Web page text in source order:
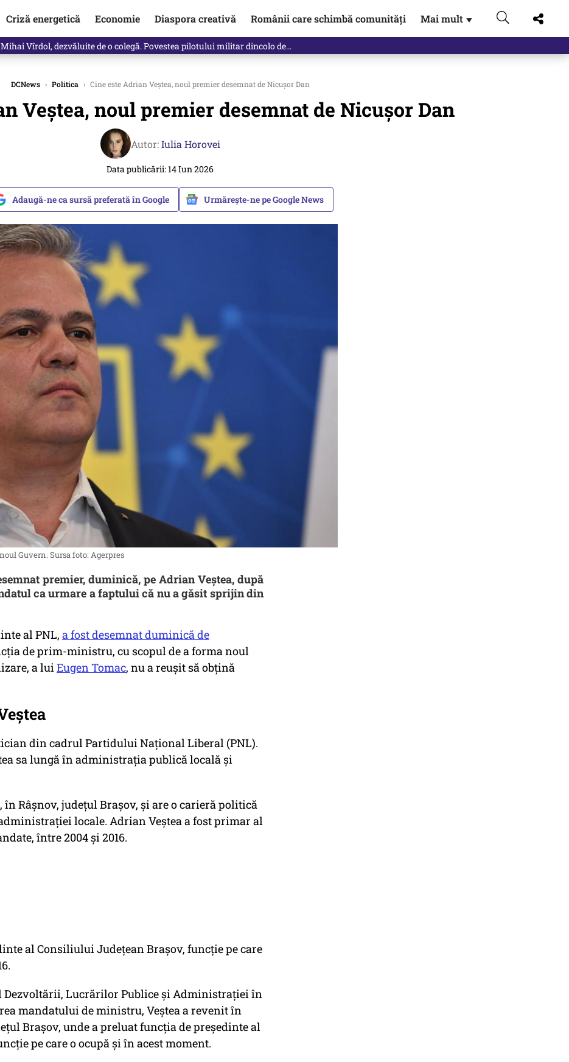
Criză energetică Economie Diaspora creativă Românii care schimbă comunități Mai mult ▼
Vîrdol, dezvăluite de o colegă. Povestea pilotului militar dincolo de…
DCNews › Politica › Cine este Adrian Veștea, noul premier desemnat de Nicușor Dan
Veștea, noul premier desemnat de Nicușor Dan
Autor:Iulia Horovei
Data publicării: 14 Iun 2026
Adaugă-ne ca sursă preferată în Google Urmărește-ne pe Google News
Guvern. Sursa foto: Agerpres
premier, duminică, pe Adrian Veștea, după
ca urmare a faptului că nu a găsit sprijin din
al PNL, a fost desemnat duminică de
de prim-ministru, cu scopul de a forma noul
a luiEugen Tomac, nu a reușit să obțină
din cadrul Partidului Național Liberal (PNL).
sa lungă în administrația publică locală și
în Râșnov, județul Brașov, și are o carieră politică
locale. Adrian Veștea a fost primar al
între 2004 și 2016.
al Consiliului Județean Brașov, funcție pe care
Dezvoltării, Lucrărilor Publice și Administrației în
mandatului de ministru, Veștea a revenit în
Brașov, unde a preluat funcția de președinte al
pe care o ocupă și în acest moment.